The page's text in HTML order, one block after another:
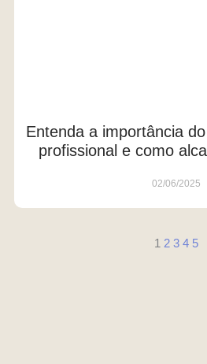
Entenda a importância
profissional e como
02/06/2025
1 2 3 4 5